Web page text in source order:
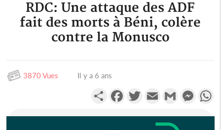
RDC: Une attaque des ADF
fait des morts à Béni, colère
contre la Monusco
3870 Vues Il y a 6 ans
PartagerFacebookTwitterEmail Gmail